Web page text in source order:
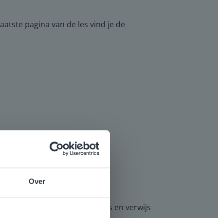
Over
pagina van de les vind je de
wandkaarten op in de klas en verwijs